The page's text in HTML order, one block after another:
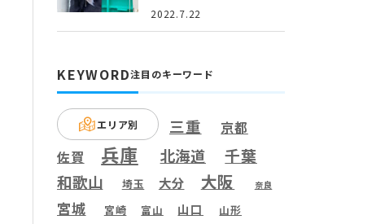
2022.7.22
KEYWORD注目のキーワード
エリア別 三重 京都
佐賀 兵庫 北海道 千葉
和歌山 埼玉 大分 大阪 奈良
宮城 宮崎 富山 山口 山形